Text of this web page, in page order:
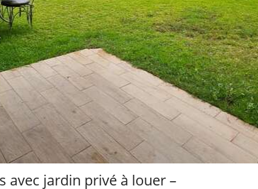
avec jardin privé à louer –